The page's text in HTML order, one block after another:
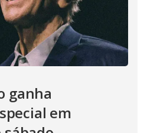
ganha
em